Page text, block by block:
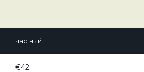
частный
€42